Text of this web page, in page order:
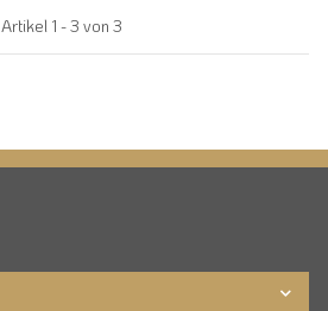
Artikel 1 - 3 von 3